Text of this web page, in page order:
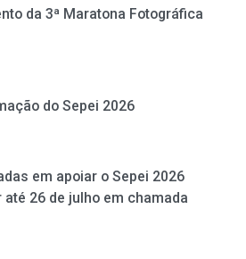
da 3ª Maratona Fotográfica
do Sepei 2026
em apoiar o Sepei 2026
26 de julho em chamada